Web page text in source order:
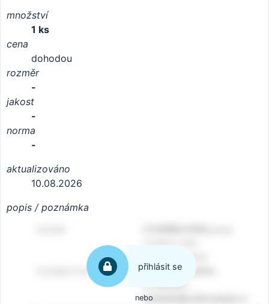
množství
1 ks
cena
dohodou
rozměr
-
jakost
-
norma
-
aktualizováno
10.08.2026
popis / poznámka
přihlásit se
nebo